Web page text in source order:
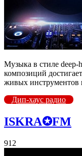
Музыка в стиле deep-
композиций
живых инструментов
Дип-хаус радио
ISKRA✪FM
912